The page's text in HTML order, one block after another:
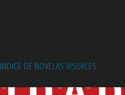
INDICE DE NOVELAS VISUALES